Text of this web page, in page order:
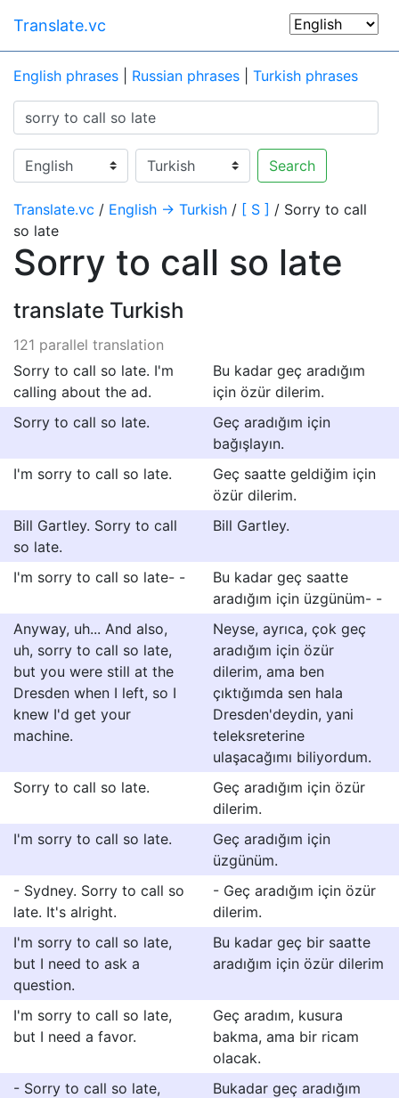
Translate.vc
English phrases Russian phrases Turkish phrases
Search
Translate.vc / English → Turkish / [ S ] / Sorry to call
so late
Sorry to call so late
translate Turkish
121 parallel translation
Sorry to call so late. I'm
calling about the ad.
Bu kadar geç aradığım
için özür dilerim.
Sorry to call so late.
Geç aradığım için
bağışlayın.
I'm sorry to call so late.
Geç saatte geldiğim için
özür dilerim.
Bill Gartley. Sorry to call
so late.
Bill Gartley.
I'm sorry to call so late- -
Bu kadar geç saatte
aradığım için üzgünüm- -
Anyway, uh... And also,
uh, sorry to call so late,
but you were still at the
Dresden when I left, so I
knew I'd get your
machine.
Neyse, ayrıca, çok geç
aradığım için özür
dilerim, ama ben
çıktığımda sen hala
Dresden'deydin, yani
teleksreterine
ulaşacağımı biliyordum.
Sorry to call so late.
Geç aradığım için özür
dilerim.
I'm sorry to call so late.
Geç aradığım için
üzgünüm.
- Sydney. Sorry to call so
late. It's alright.
- Geç aradığım için özür
dilerim.
I'm sorry to call so late,
but I need to ask a
question.
Bu kadar geç bir saatte
aradığım için özür dilerim
I'm sorry to call so late,
but I need a favor.
Geç aradım, kusura
bakma, ama bir ricam
olacak.
- Sorry to call so late,
Bukadar geç aradığım